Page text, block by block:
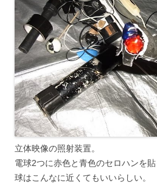
立体映像の照射装置。
電球2つに赤色と青色のセロハンを
球はこんなに近くてもいいらしい。